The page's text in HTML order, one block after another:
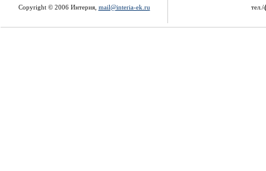
Copyright © 2006 Интерия, mail@interia-ek.ru